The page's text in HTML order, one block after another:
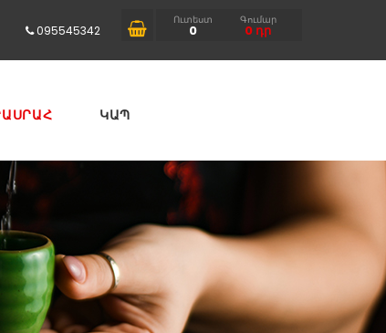
095545342
Ուտեստ
0
Գումար
0 դր
ԿԱՊ